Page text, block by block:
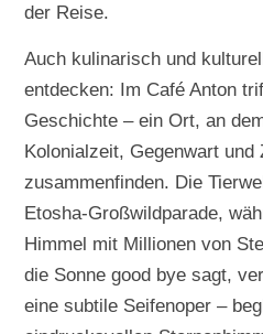
der Reise.
Auch kulinarisch und
entdecken: Im Café Anton
Geschichte – ein Ort, an
Kolonialzeit, Gegenwart und
zusammenfinden. Die
Etosha-Großwildparade,
Himmel mit Millionen von
die Sonne good bye sagt,
eine subtile Seifenoper –